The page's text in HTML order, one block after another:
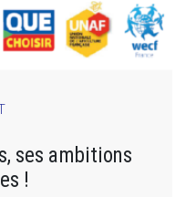
ses ambitions
!